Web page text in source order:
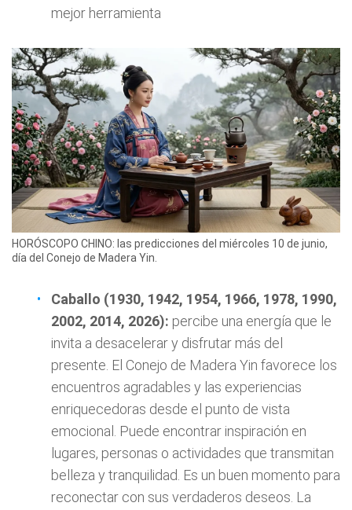
mejor herramienta
HORÓSCOPO CHINO: las predicciones del miércoles 10 de junio,
día del Conejo de Madera Yin.
Caballo (1930, 1942, 1954, 1966, 1978, 1990,
2002, 2014, 2026): percibe una energía que le
invita a desacelerar y disfrutar más del
presente. El Conejo de Madera Yin favorece los
encuentros agradables y las experiencias
enriquecedoras desde el punto de vista
emocional. Puede encontrar inspiración en
lugares, personas o actividades que transmitan
belleza y tranquilidad. Es un buen momento para
reconectar con sus verdaderos deseos. La